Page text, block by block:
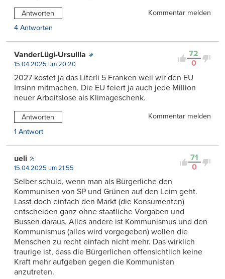
Antworten
Kommentar melden
4 Antworten
72
0
VanderLügi-Ursullla
15.04.2025 um 20:20
2027 kostet ja das Literli 5 Franken weil wir den EU
Irrsinn mitmachen. Die EU feiert ja auch jede Million
neuer Arbeitslose als Klimageschenk.
Antworten
Kommentar melden
1 Antwort
71
0
ueli
15.04.2025 um 21:55
Selber schuld, wenn man als Bürgerliche den
Kommunisen von SP und Grünen auf den Leim geht.
Lasst doch einfach den Markt (die Konsumenten)
entscheiden ganz ohne staatliche Vorgaben und
Bussen daraus. Alles andere ist Kommunismus und den
Kommunismus (alles wird vorgegeben) wollen die
Menschen zu recht einfach nicht mehr. Das wirklich
traurige ist, dass die Bürgerlichen offensichtlich keine
Kraft mehr aufgeben gegen die Kommunisten
anzutreten.